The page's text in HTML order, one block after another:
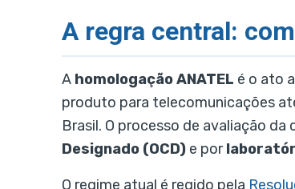
A regra central:
A homologação ANATEL é o ato
produto para telecomunicações
Brasil. O processo de avaliação
Designado (OCD) e por
O regime atual é regido pela